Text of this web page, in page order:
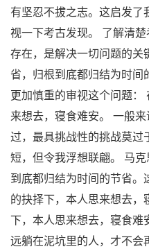
有坚忍不拔之志。这启发了
视一下考古发现。 了解清
存在，是解决一切问题的
省，归根到底都归结为时
更加慎重的审视这个问题
来想去，寝食难安。 一般
过，最具挑战性的挑战莫过
短，但令我浮想联翩。 马
到底都归结为时间的节省
的抉择下，本人思来想去
下，本人思来想去，寝食
远躺在泥坑里的人，才不